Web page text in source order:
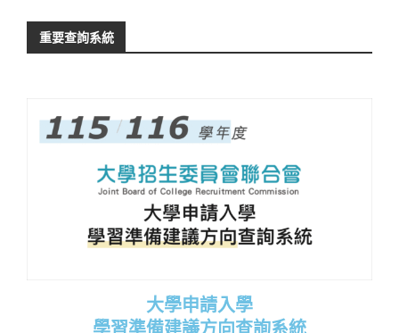
重要查詢系統
大學申請入學
學習準備建議方向查詢系統